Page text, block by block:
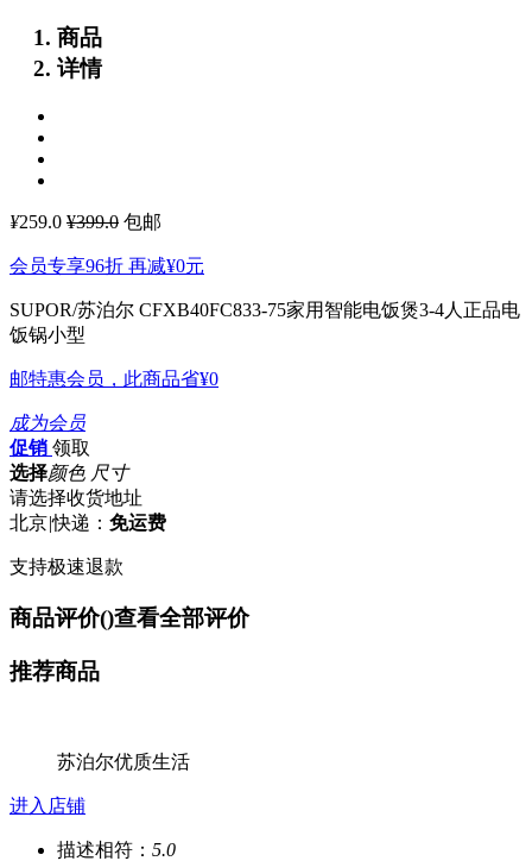
商品
详情
¥259.0 ¥399.0 包邮
会员专享96折 再减¥0元
SUPOR/苏泊尔 CFXB40FC833-75家用智能电饭煲3-4人正品电
饭锅小型
邮特惠会员，此商品省¥0
成为会员
促销 领取
选择颜色 尺寸
请选择收货地址
北京|快递： 免运费
支持极速退款
商品评价()查看全部评价
推荐商品
苏泊尔优质生活
进入店铺
描述相符： 5.0